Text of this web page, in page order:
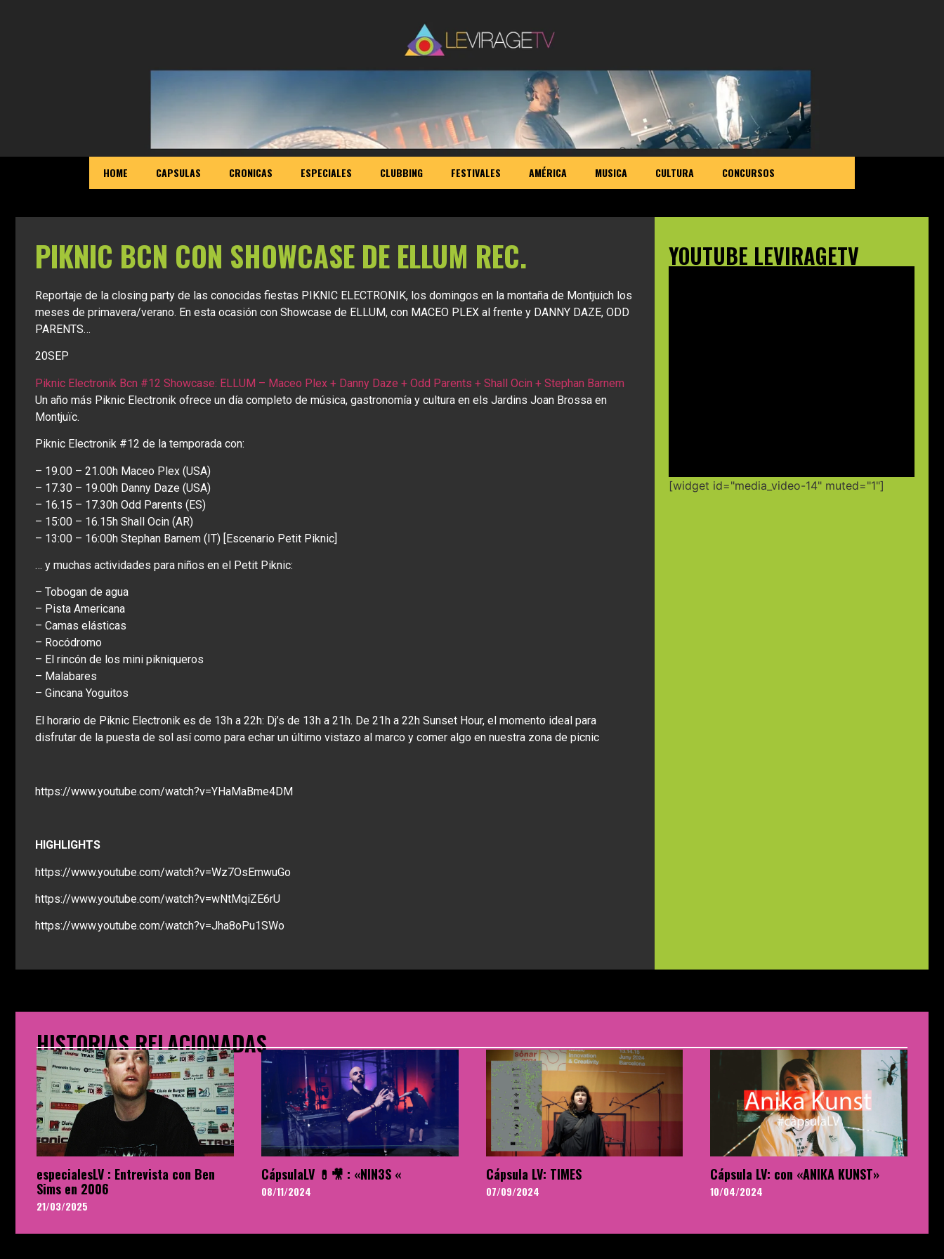
HOME CAPSULAS CRONICAS ESPECIALES CLUBBING FESTIVALES AMÉRICA MUSICA CULTURA CONCURSOS
PIKNIC BCN CON SHOWCASE DE ELLUM REC.
Reportaje de la closing party de las conocidas fiestas PIKNIC ELECTRONIK, los domingos en la montaña de Montjuich los
meses de primavera/verano. En esta ocasión con Showcase de ELLUM, con MACEO PLEX al frente y DANNY DAZE, ODD
PARENTS…
20SEP
Piknic Electronik Bcn #12 Showcase: ELLUM – Maceo Plex + Danny Daze + Odd Parents + Shall Ocin + Stephan Barnem
Un año más Piknic Electronik ofrece un día completo de música, gastronomía y cultura en els Jardins Joan Brossa en
Montjuïc.
Piknic Electronik #12 de la temporada con:
– 19.00 – 21.00h Maceo Plex (USA)
– 17.30 – 19.00h Danny Daze (USA)
– 16.15 – 17.30h Odd Parents (ES)
– 15:00 – 16.15h Shall Ocin (AR)
– 13:00 – 16:00h Stephan Barnem (IT) [Escenario Petit Piknic]
… y muchas actividades para niños en el Petit Piknic:
– Tobogan de agua
– Pista Americana
– Camas elásticas
– Rocódromo
– El rincón de los mini pikniqueros
– Malabares
– Gincana Yoguitos
El horario de Piknic Electronik es de 13h a 22h: Dj’s de 13h a 21h. De 21h a 22h Sunset Hour, el momento ideal para
disfrutar de la puesta de sol así como para echar un último vistazo al marco y comer algo en nuestra zona de picnic
https://www.youtube.com/watch?v=YHaMaBme4DM
HIGHLIGHTS
https://www.youtube.com/watch?v=Wz7OsEmwuGo
https://www.youtube.com/watch?v=wNtMqiZE6rU
https://www.youtube.com/watch?v=Jha8oPu1SWo
YOUTUBE LEVIRAGETV
[widget id="media_video-14" muted="1"]
HISTORIAS RELACIONADAS
especialesLV : Entrevista con Ben
Sims en 2006
21/03/2025
CápsulaLV 💊🎥 : «NIN3S «
08/11/2024
Cápsula LV: TIMES
07/09/2024
Cápsula LV: con «ANIKA KUNST»
10/04/2024